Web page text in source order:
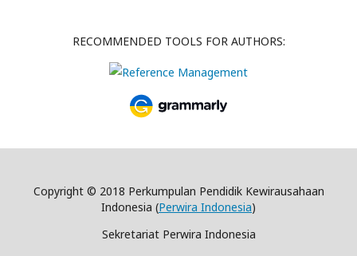
RECOMMENDED TOOLS FOR AUTHORS:
Copyright © 2018 Perkumpulan Pendidik Kewirausahaan
Indonesia (Perwira Indonesia)
Sekretariat Perwira Indonesia